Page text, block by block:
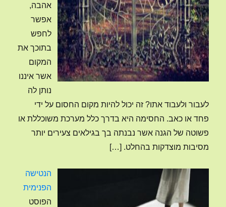
אהבה,
אפשר
לחפש
בתוכך את
המקום
אשר איננו
נותן לה
לעבור ולעבוד אתו? זה יכול להיות מקום החסום על ידי
פחד או כאב. החסימה היא בדרך כלל מערכת משוכללת או
פשוטה של הגנה אשר נבנתה בך בגילאים צעירים יותר
מסיבות מוצדקות בהחלט. […]
הנטישה
הפנימית
הפוסט